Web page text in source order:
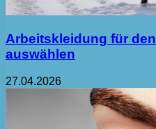
Arbeitskleidung für
auswählen
27.04.2026